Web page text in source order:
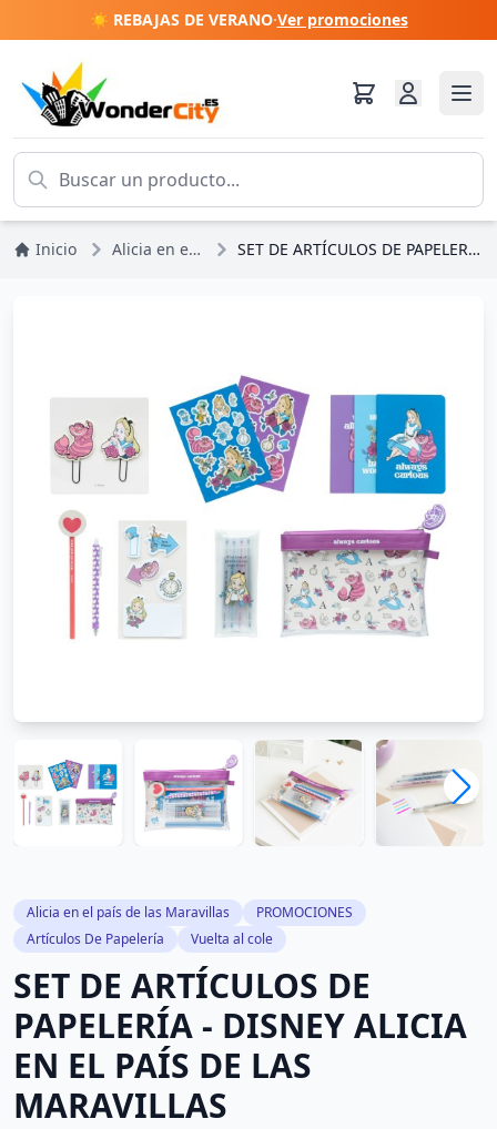
☀️ REBAJAS DE VERANO·Ver promociones
Inicio Alicia en el país de las Maravillas SET DE ARTÍCULOS DE PAPELERÍA - DISNEY ALICIA EN EL PAÍS DE LAS MARAVILLAS
Alicia en el país de las Maravillas
PROMOCIONES
Artículos De Papelería
Vuelta al cole
SET DE ARTÍCULOS DE
PAPELERÍA - DISNEY ALICIA
EN EL PAÍS DE LAS
MARAVILLAS